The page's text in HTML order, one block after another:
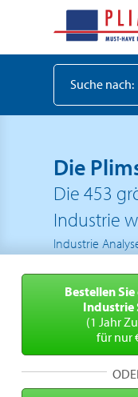
Suche nach:
Die
Die 453
Industrie
Industrie
Bestellen
Industrie
(1 Jahr
für nur